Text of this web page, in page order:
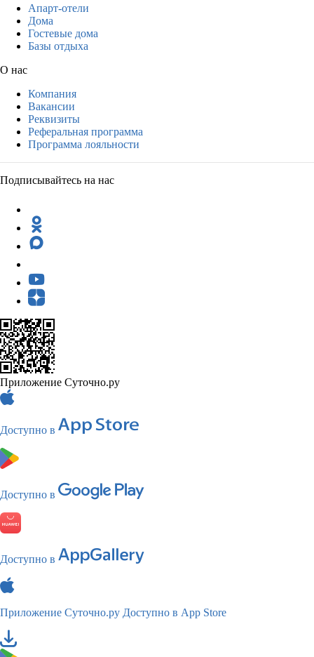
Апарт-отели
Дома
Гостевые дома
Базы отдыха
О нас
Компания
Вакансии
Реквизиты
Реферальная программа
Программа лояльности
Подписывайтесь на нас
Приложение Суточно.ру
Доступно в
Доступно в
Доступно в
Приложение Суточно.ру Доступно в App Store